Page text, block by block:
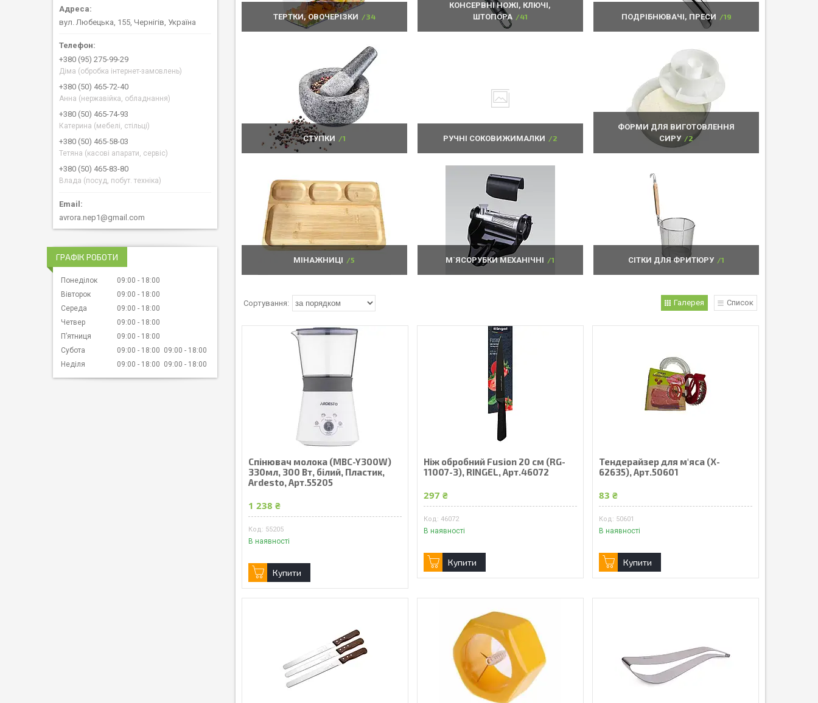
ТЕРТКИ, ОВОЧЕРІЗКИ 34
КОНСЕРВНІ НОЖІ, КЛЮЧІ,
ШТОПОРА
41 ПОДРІБНЮВАЧІ, ПРЕСИ 19
СТУПКИ 1 РУЧНІ СОКОВИЖИМАЛКИ 2
ФОРМИ ДЛЯ ВИГОТОВЛЕННЯ
СИРУ
2
МІНАЖНИЦІ 5 М`ЯСОРУБКИ МЕХАНІЧНІ 1 СІТКИ ДЛЯ ФРИТЮРУ 1
Галерея Список
Спінювач молока (MBC-Y300W)
330мл, 300 Вт, білий, Пластик,
Ardesto, Арт.55205
1 238 ₴
55205
В наявності
Купити
Ніж обробний Fusion 20 см (RG-
11007-3), RINGEL, Арт.46072
297 ₴
46072
В наявності
Купити
Тендерайзер для м'яса (X-
62635), Арт.50601
83 ₴
50601
В наявності
Купити
вул. Любецька, 155, Чернігів, Україна
+380 (95) 275-99-29
Діма (обробка інтернет-замовлень)
+380 (50) 465-72-40
Анна (нержавійка, обладнання)
+380 (50) 465-74-93
Катерина (мебелі, стільці)
+380 (50) 465-58-03
Тетяна (касові апарати, сервіс)
+380 (50) 465-83-80
Влада (посуд, побут. техніка)
avrora.nep1@gmail.com
ГРАФІК РОБОТИ
Понеділок 09:00
18:00
Вівторок
09:00
18:00
Середа
09:00
18:00
Четвер
09:00
18:00
Пʼятниця
09:00
18:00
Субота
09:00 18:00 09:00
18:00
Неділя
09:00 18:00 09:00 18:00